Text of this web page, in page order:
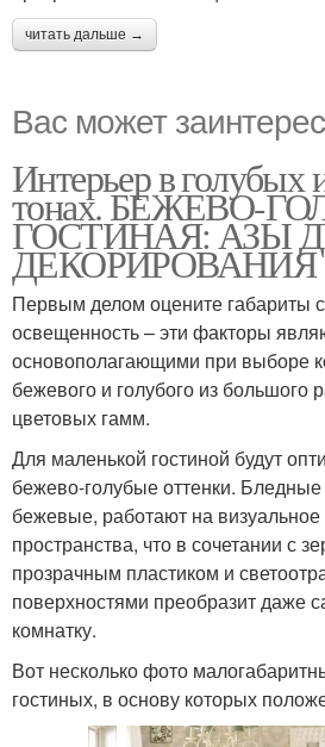
читать дальше →
Вас может
Интерьер в голубых
тонах. БЕЖЕВО-
ГОСТИНАЯ: АЗЫ
ДЕКОРИРОВАНИЯ
Первым делом оцените габариты
освещенность – эти факторы
основополагающими при выборе
бежевого и голубого из большого
цветовых гамм.
Для маленькой гостиной будут
бежево-голубые оттенки.
бежевые, работают на
пространства, что в сочетании с
прозрачным пластиком и
поверхностями преобразит даже
комнатку.
Вот несколько фото
гостиных, в основу которых